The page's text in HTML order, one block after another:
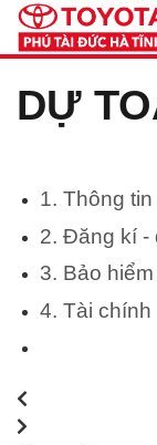
Skip
DỰ
1. Thông
2. Đăng kí -
3. Bảo hiểm
4. Tài chính